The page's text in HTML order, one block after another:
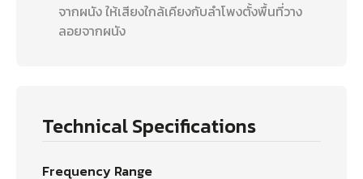
จากผนัง ให้เสียงใกล้เคียงกับลำโพงตั้งพื้นที่วาง
ลอยจากผนัง
Technical Specifications
Frequency Range